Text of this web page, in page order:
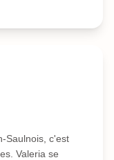
Saulnois, c'est
Valeria se